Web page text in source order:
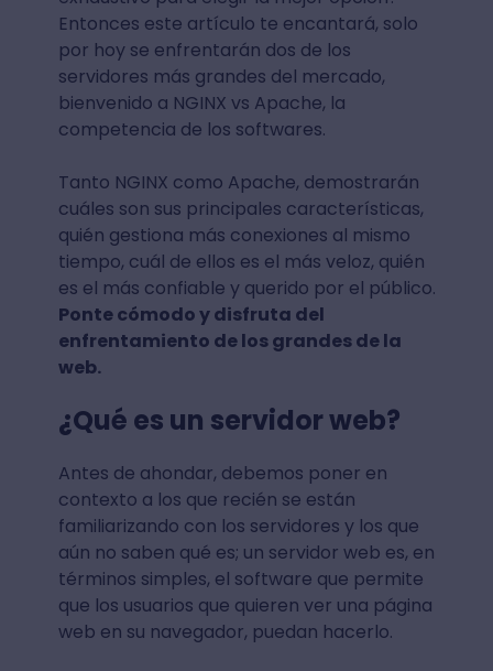
Entonces este artículo te encantará, solo
por hoy se enfrentarán dos de los
servidores más grandes del mercado,
bienvenido a NGINX vs Apache, la
competencia de los softwares.
Tanto NGINX como Apache, demostrarán
cuáles son sus principales características,
quién gestiona más conexiones al mismo
tiempo, cuál de ellos es el más veloz, quién
es el más confiable y querido por el público.
Ponte cómodo y disfruta del
enfrentamiento de los grandes de la
web.
¿Qué es un servidor web?
Antes de ahondar, debemos poner en
contexto a los que recién se están
familiarizando con los servidores y los que
aún no saben qué es; un servidor web es, en
términos simples, el software que permite
que los usuarios que quieren ver una página
web en su navegador, puedan hacerlo.